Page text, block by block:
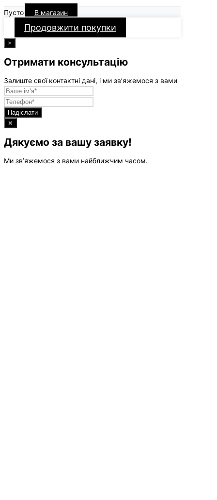
Пусто В магазин
Продовжити покупки
×
Отримати консультацію
Залиште свої контактні дані, і ми зв’яжемося з вами
Надіслати
✕
Дякуємо за вашу заявку!
Ми зв’яжемося з вами найближчим часом.